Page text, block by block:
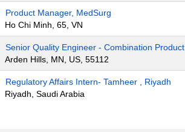
Product Manager, MedSurg
Ho Chi Minh, 65, VN
Senior Quality Engineer - Combination Product
Arden Hills, MN, US, 55112
Regulatory Affairs Intern- Tamheer , Riyadh
Riyadh, Saudi Arabia